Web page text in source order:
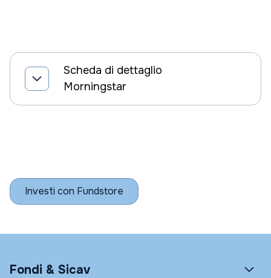
Scheda di dettaglio
Morningstar
Investi con Fundstore
Fondi & Sicav